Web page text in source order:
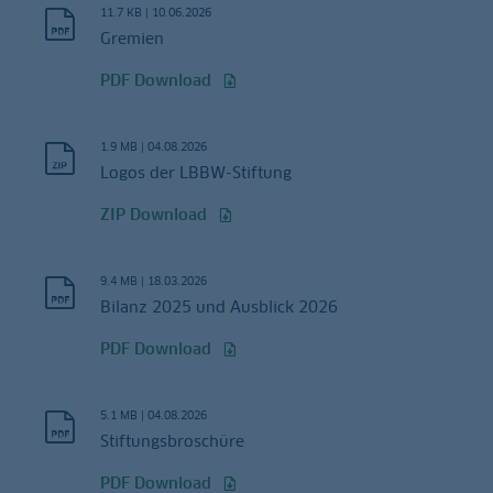
11.7 KB | 10.06.2026
Gremien
PDF Download
1.9 MB | 04.08.2026
Logos der LBBW-Stiftung
ZIP Download
9.4 MB | 18.03.2026
Bilanz 2025 und Ausblick 2026
PDF Download
5.1 MB | 04.08.2026
Stiftungsbroschüre
PDF Download